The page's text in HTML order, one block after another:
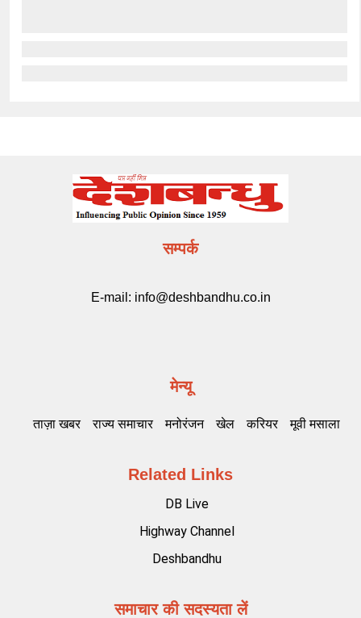
सम्पर्क
E-mail: info@deshbandhu.co.in
मेन्यू
ताज़ा खबर राज्य समाचार मनोरंजन खेल करियर मूवी मसाला
Related Links
DB Live
Highway Channel
Deshbandhu
समाचार की सदस्यता लें